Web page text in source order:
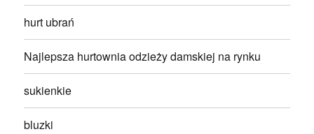
hurt ubrań
Najlepsza hurtownia odzieży damskiej na rynku
sukienkie
bluzki